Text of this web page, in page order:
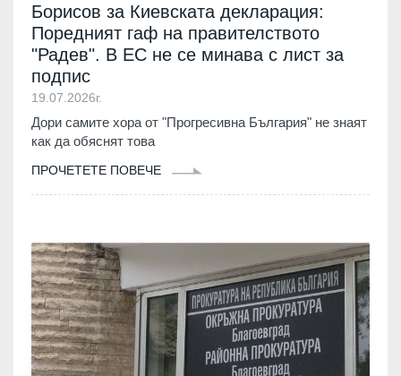
Борисов за Киевската декларация:
Поредният гаф на правителството
"Радев". В ЕС не се минава с лист за
подпис
19.07.2026г.
Дори самите хора от "Прогресивна България" не знаят
как да обяснят това
ПРОЧЕТЕТЕ ПОВЕЧЕ